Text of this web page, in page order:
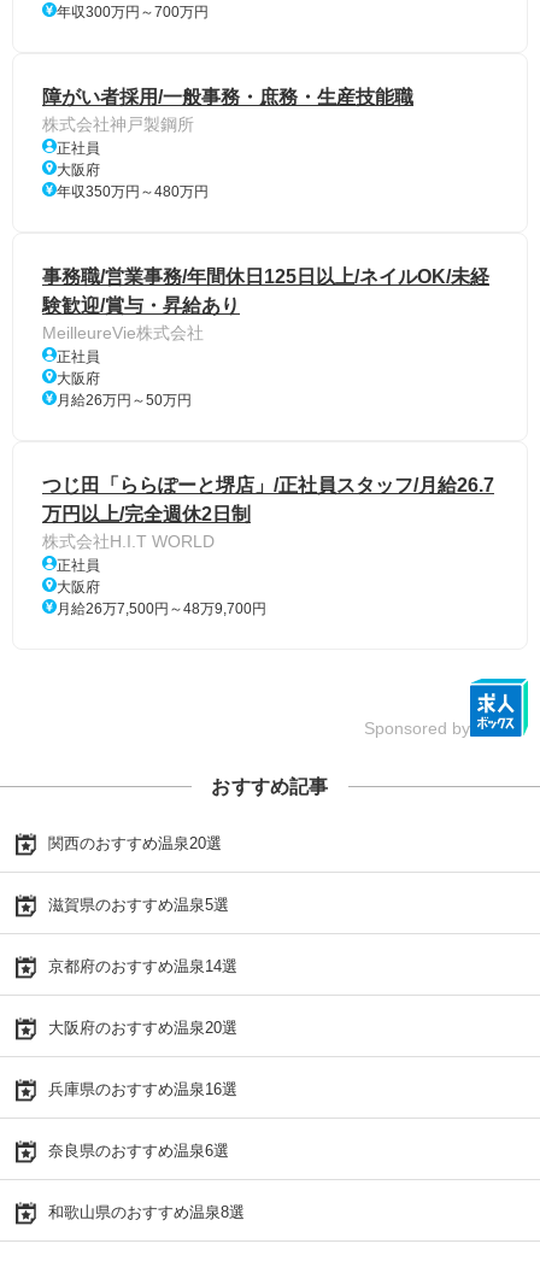
年収300万円～700万円
障がい者採用/一般事務・庶務・生産技能職
株式会社神戸製鋼所
正社員
大阪府
年収350万円～480万円
事務職/営業事務/年間休日125日以上/ネイルOK/未経
験歓迎/賞与・昇給あり
MeilleureVie株式会社
正社員
大阪府
月給26万円～50万円
つじ田「ららぽーと堺店」/正社員スタッフ/月給26.7
万円以上/完全週休2日制
株式会社H.I.T WORLD
正社員
大阪府
月給26万7,500円～48万9,700円
Sponsored by
おすすめ記事
関西のおすすめ温泉20選
滋賀県のおすすめ温泉5選
京都府のおすすめ温泉14選
大阪府のおすすめ温泉20選
兵庫県のおすすめ温泉16選
奈良県のおすすめ温泉6選
和歌山県のおすすめ温泉8選